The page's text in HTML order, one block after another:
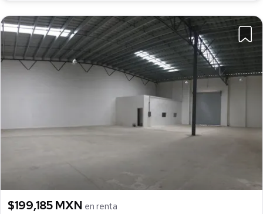
$199,185 MXN en renta